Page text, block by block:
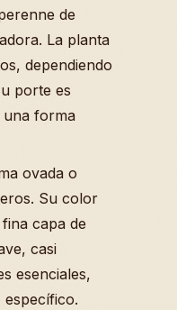
de
La planta
dependiendo
porte es
una forma
ovada o
Su color
capa de
casi
esenciales,